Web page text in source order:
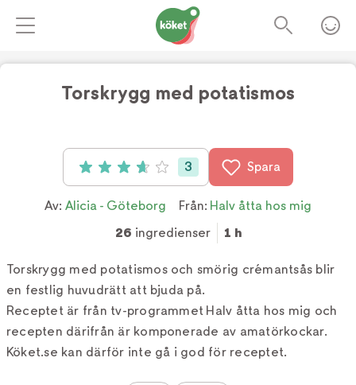
Torskrygg med potatismos
Betyg: 3.7 av 5 (3 röster)
3 Spara
Av: Alicia - Göteborg Från: Halv åtta hos mig
26 ingredienser 1 h
Torskrygg med potatismos och smörig crémantsås blir
en festlig huvudrätt att bjuda på.
Receptet är från tv-programmet Halv åtta hos mig och
recepten därifrån är komponerade av amatörkockar.
Köket.se kan därför inte gå i god för receptet.